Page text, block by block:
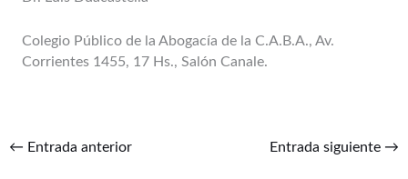
Colegio Público de la Abogacía de la C.A.B.A., Av.
Corrientes 1455, 17 Hs., Salón Canale.
← Entrada anterior Entrada siguiente →